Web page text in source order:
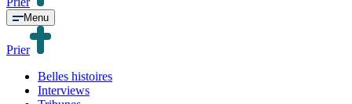
Menu
Prier
Belles histoires
Interviews